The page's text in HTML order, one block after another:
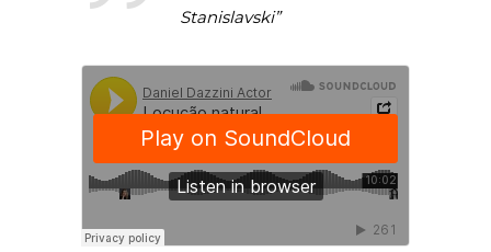
Stanislavski”